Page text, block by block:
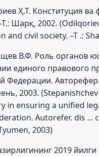
Ҳ.Т. Конституция ва
Шарқ, 2002.
and civil society. –T .:
В.Ф. Роль органов
единого правового
Федерации.
2003.
in ensuring a unified
Autorefer. dis ...
2003)
2019